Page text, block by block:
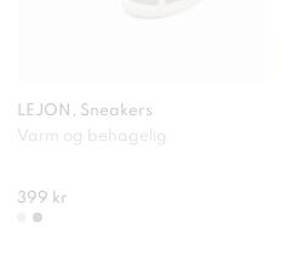
LEJON, Sneakers
Varm og behagelig
399 kr